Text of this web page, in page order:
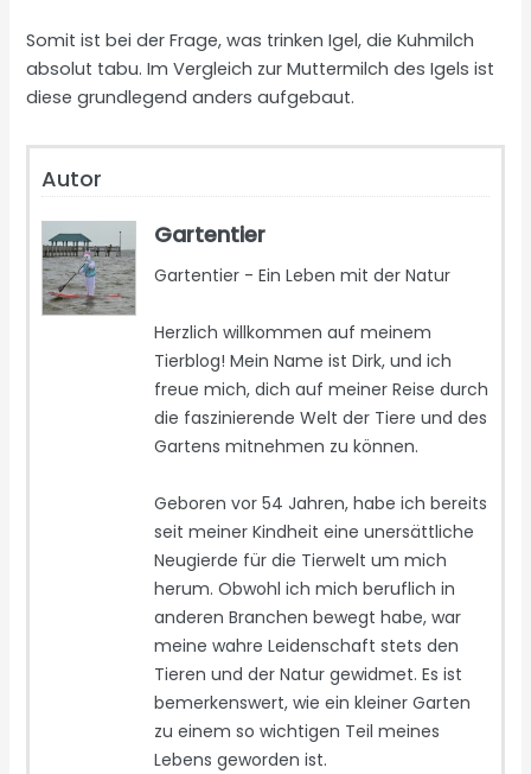
Somit ist bei der Frage, was trinken Igel, die Kuhmilch
absolut tabu. Im Vergleich zur Muttermilch des Igels ist
diese grundlegend anders aufgebaut.
Autor
Gartentier
Gartentier - Ein Leben mit der Natur
Herzlich willkommen auf meinem
Tierblog! Mein Name ist Dirk, und ich
freue mich, dich auf meiner Reise durch
die faszinierende Welt der Tiere und des
Gartens mitnehmen zu können.
Geboren vor 54 Jahren, habe ich bereits
seit meiner Kindheit eine unersättliche
Neugierde für die Tierwelt um mich
herum. Obwohl ich mich beruflich in
anderen Branchen bewegt habe, war
meine wahre Leidenschaft stets den
Tieren und der Natur gewidmet. Es ist
bemerkenswert, wie ein kleiner Garten
zu einem so wichtigen Teil meines
Lebens geworden ist.